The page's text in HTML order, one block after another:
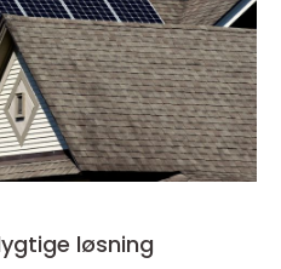
løsning